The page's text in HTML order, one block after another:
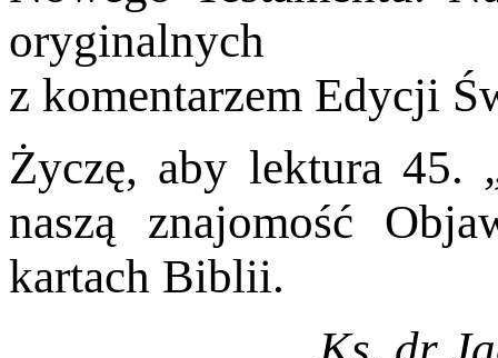
oryginalnych
z komentarzem Edycji
Życzę, aby lektura 45.
naszą znajomość
kartach Biblii.